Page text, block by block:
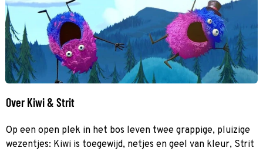
Over Kiwi & Strit
Op een open plek in het bos leven twee grappige, pluizige
wezentjes: Kiwi is toegewijd, netjes en geel van kleur, Strit